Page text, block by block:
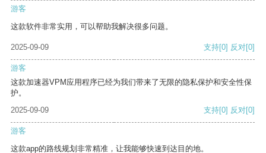
游客
这款软件非常实用，可以帮助我解决很多问题。
2025-09-09 支持[0] 反对[0]
游客
这款加速器VPM应用程序已经为我们带来了无限的隐私保护和安全性保
护。
2025-09-09
支持[0] 反对[0]
游客
这款app的路线规划非常精准，让我能够快速到达目的地。